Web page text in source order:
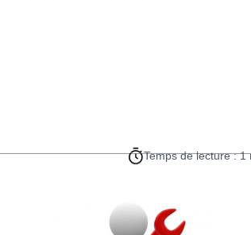
Temps de lecture : 1